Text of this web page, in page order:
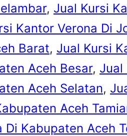
, Jual Kursi
Kantor Verona Di
Barat, Jual Kursi
Aceh Besar, Jual
Aceh Selatan,
Aceh
Di Kabupaten Aceh